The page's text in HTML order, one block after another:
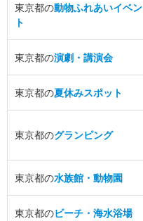
東京都の動物ふれあいイベン
ト
東京都の演劇・講演会
東京都の夏休みスポット
東京都のグランピング
東京都の水族館・動物園
東京都のビーチ・海水浴場